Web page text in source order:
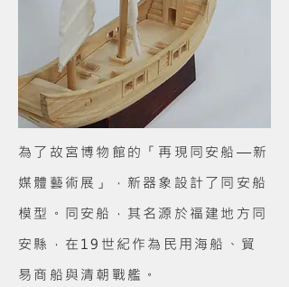
為了故宮博物館的「再現同安船—新
媒體藝術展」，新器象設計了同安船
模型。同安船，其名源於福建地方同
安縣，在19世紀作為民用海船、貿
易商船與清朝戰艦。